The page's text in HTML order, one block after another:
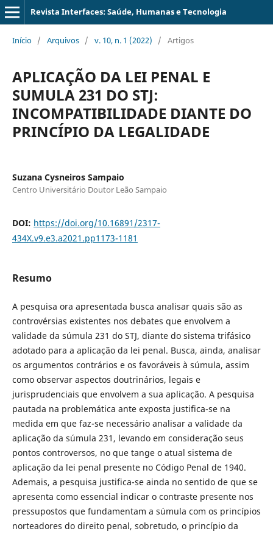
Revista Interfaces: Saúde, Humanas e Tecnologia
Início / Arquivos / v. 10, n. 1 (2022) / Artigos
APLICAÇÃO DA LEI PENAL E
SUMULA 231 DO STJ:
INCOMPATIBILIDADE DIANTE DO
PRINCÍPIO DA LEGALIDADE
Suzana Cysneiros Sampaio
Centro Universitário Doutor Leão Sampaio
DOI: https://doi.org/10.16891/2317-
434X.v9.e3.a2021.pp1173-1181
Resumo
A pesquisa ora apresentada busca analisar quais são as
controvérsias existentes nos debates que envolvem a
validade da súmula 231 do STJ, diante do sistema trifásico
adotado para a aplicação da lei penal. Busca, ainda, analisar
os argumentos contrários e os favoráveis à súmula, assim
como observar aspectos doutrinários, legais e
jurisprudenciais que envolvem a sua aplicação. A pesquisa
pautada na problemática ante exposta justifica-se na
medida em que faz-se necessário analisar a validade da
aplicação da súmula 231, levando em consideração seus
pontos controversos, no que tange o atual sistema de
aplicação da lei penal presente no Código Penal de 1940.
Ademais, a pesquisa justifica-se ainda no sentido de que se
apresenta como essencial indicar o contraste presente nos
pressupostos que fundamentam a súmula com os princípios
norteadores do direito penal, sobretudo, o princípio da